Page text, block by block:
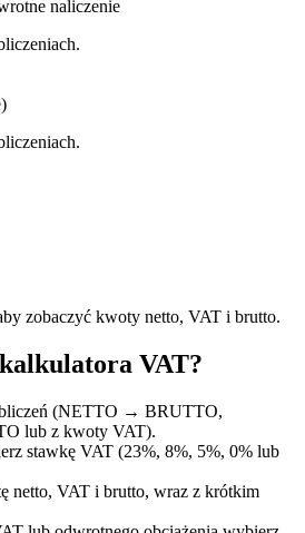
naliczenie
zobaczyć kwoty netto, VAT i brutto.
VAT?
(NETTO → BRUTTO,
lub z kwoty VAT).
stawkę VAT (23%, 8%, 5%, 0% lub
netto, VAT i brutto, wraz z krótkim